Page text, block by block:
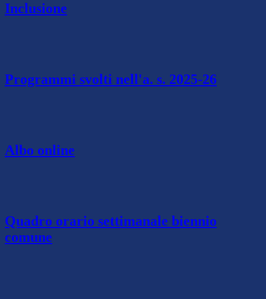
Inclusione
Programmi svolti nell'a. s. 2025-26
Albo online
Quadro orario settimanale biennio
comune